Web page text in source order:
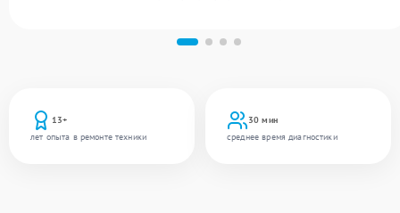
13+
лет опыта в ремонте техники
30 мин
среднее время диагностики